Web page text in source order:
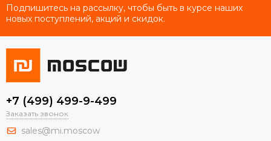
Подпишитесь на рассылку, чтобы быть в курсе наших
новых поступлений, акций и скидок.
+7 (499) 499-9-499
Заказать звонок
sales@mi.moscow